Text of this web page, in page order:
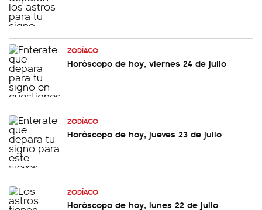
ZODÍACO
Horóscopo de hoy, viernes 24 de julio
ZODÍACO
Horóscopo de hoy, jueves 23 de julio
ZODÍACO
Horóscopo de hoy, lunes 22 de julio